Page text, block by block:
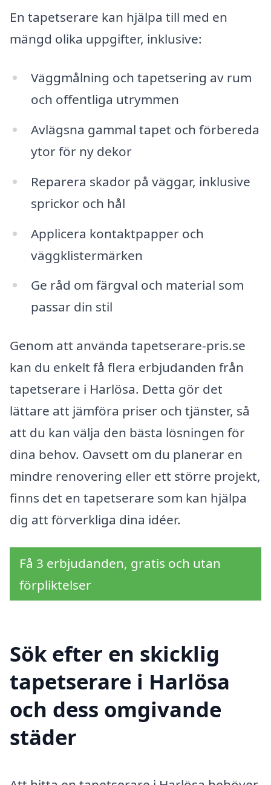
En tapetserare kan hjälpa till med en
mängd olika uppgifter, inklusive:
Väggmålning och tapetsering av rum
och offentliga utrymmen
Avlägsna gammal tapet och förbereda
ytor för ny dekor
Reparera skador på väggar, inklusive
sprickor och hål
Applicera kontaktpapper och
väggklistermärken
Ge råd om färgval och material som
passar din stil
Genom att använda tapetserare-pris.se
kan du enkelt få flera erbjudanden från
tapetserare i Harlösa. Detta gör det
lättare att jämföra priser och tjänster, så
att du kan välja den bästa lösningen för
dina behov. Oavsett om du planerar en
mindre renovering eller ett större projekt,
finns det en tapetserare som kan hjälpa
dig att förverkliga dina idéer.
Få 3 erbjudanden, gratis och utan
förpliktelser
Sök efter en skicklig
tapetserare i Harlösa
och dess omgivande
städer